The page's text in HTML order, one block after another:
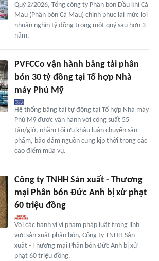
Quý 2/2026, Tổng công ty Phân bón Dầu khí Cà
Mau (Phân bón Cà Mau) chinh phục lại mức lợi
nhuận nghìn tỷ đồng trong một quý sau hơn 3
năm.
PVFCCo vận hành băng tải phân
bón 30 tỷ đồng tại Tổ hợp Nhà
máy Phú Mỹ
Hệ thống băng tải tự động tại Tổ hợp Nhà máy
Phú Mỹ được vận hành với công suất 55
tấn/giờ, nhằm tối ưu khâu luân chuyển sản
phẩm, bảo đảm nguồn cung kịp thời trong các
cao điểm mùa vụ.
Công ty TNHH Sản xuất - Thương
mại Phân bón Đức Anh bị xử phạt
60 triệu đồng
Với các hành vi vi phạm pháp luật trong lĩnh
vực sản xuất phân bón, Công ty TNHH Sản
xuất - Thương mại Phân bón Đức Anh bị xử
phạt 60 triệu đồng.